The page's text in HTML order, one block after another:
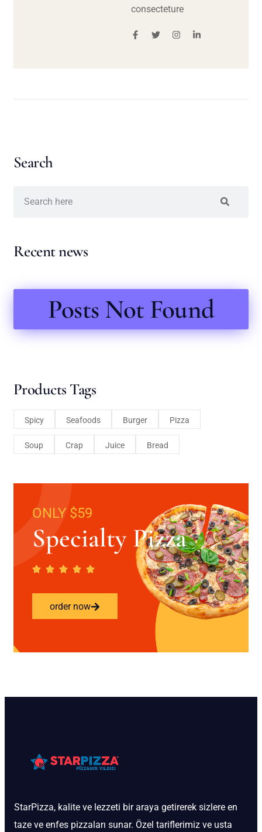
consecteture
Search
Recent news
Posts Not Found
Products Tags
Spicy Seafoods Burger Pizza
Soup Crap Juice Bread
ONLY $59
Specialty Pizza
order now
StarPizza, kalite ve lezzeti bir araya getirerek sizlere en
taze ve enfes pizzaları sunar. Özel tariflerimiz ve usta